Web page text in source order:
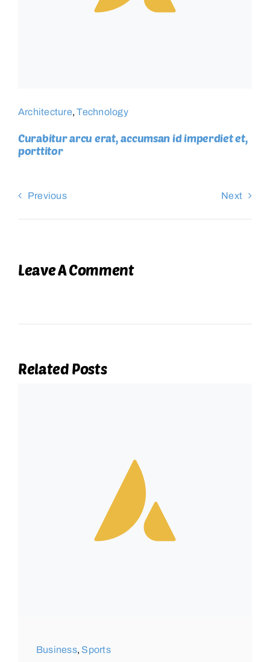
Architecture,Technology
Curabitur arcu erat, accumsan id imperdiet et,
porttitor
Previous Next
Leave A Comment
Related Posts
Business, Sports